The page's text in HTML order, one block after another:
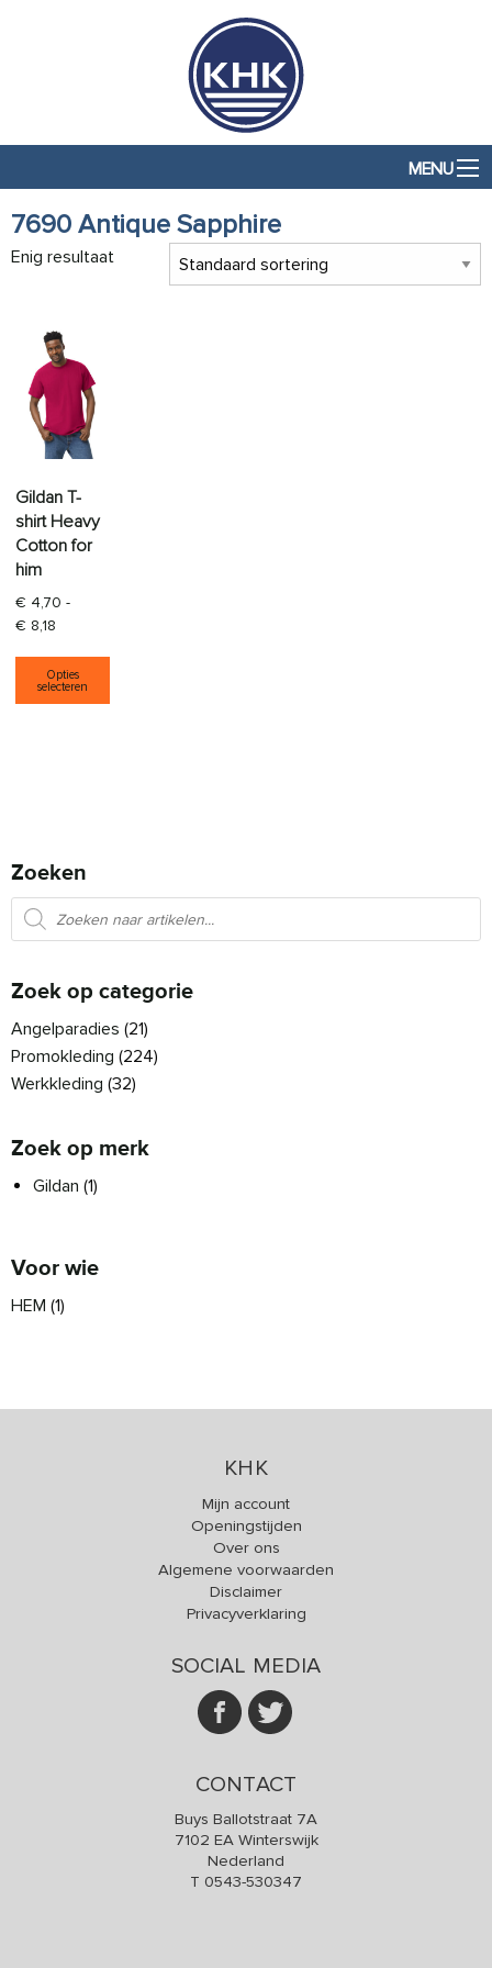
MENU
7690 Antique Sapphire
Enig resultaat
Gildan T-
shirt Heavy
Cotton for
him
€ 4,70 -
€ 8,18
Opties
selecteren
Dit product heeft meerdere variaties. Deze optie
Zoeken
Producten zoeken
Zoek op categorie
Angelparadies (21)
Promokleding (224)
Werkkleding (32)
Zoek op merk
Gildan (1)
Voor wie
HEM (1)
KHK
Mijn account
Openingstijden
Over ons
Algemene voorwaarden
Disclaimer
Privacyverklaring
SOCIAL MEDIA
CONTACT
Buys Ballotstraat 7A
7102 EA Winterswijk
Nederland
T 0543-530347